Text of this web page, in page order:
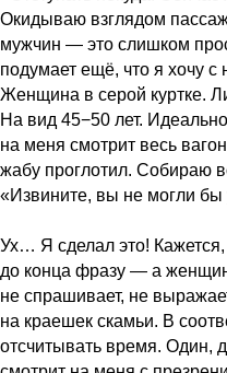
Окидываю взглядом
мужчин — это слишком
подумает ещё, что я хочу
Женщина в серой куртке.
На вид 45−50 лет.
на меня смотрит весь
жабу проглотил. Собираю
«Извините, вы не могли бы
Ух… Я сделал это!
до конца фразу — а
не спрашивает, не
на краешек скамьи. В
отсчитывать время. Один,